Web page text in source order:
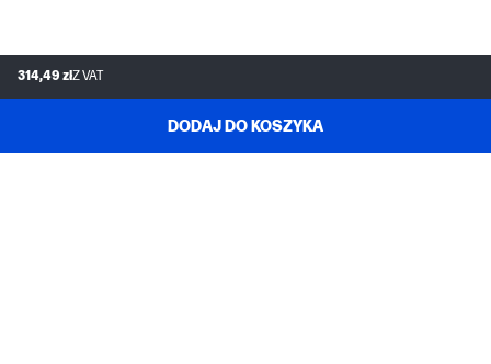
314,49 złZ VAT
DODAJ DO KOSZYKA